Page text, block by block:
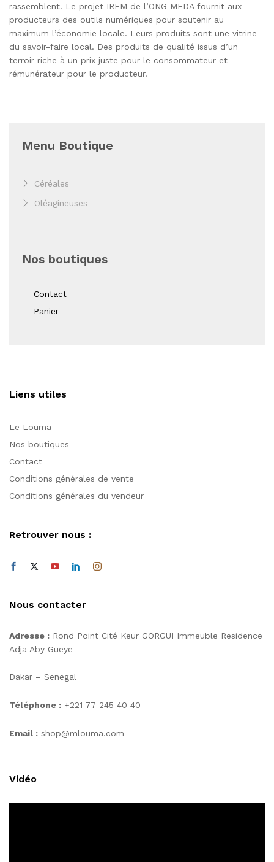
rassemblent. Le projet IREM de l’ONG MEDA fournit aux
producteurs des outils numériques pour soutenir au
maximum l’économie locale. Leurs produits sont une vitrine
du savoir-faire local. Des produits de qualité issus d’un
terroir riche à un prix juste pour le consommateur et
rémunérateur pour le producteur.
Menu Boutique
Céréales
Oléagineuses
Nos boutiques
Contact
Panier
Liens utiles
Le Louma
Nos boutiques
Contact
Conditions générales de vente
Conditions générales du vendeur
Retrouver nous :
Nous contacter
Adresse : Rond Point Cité Keur GORGUI Immeuble Residence
Adja Aby Gueye
Dakar – Senegal
Téléphone : +221 77 245 40 40
Email : shop@mlouma.com
Vidéo